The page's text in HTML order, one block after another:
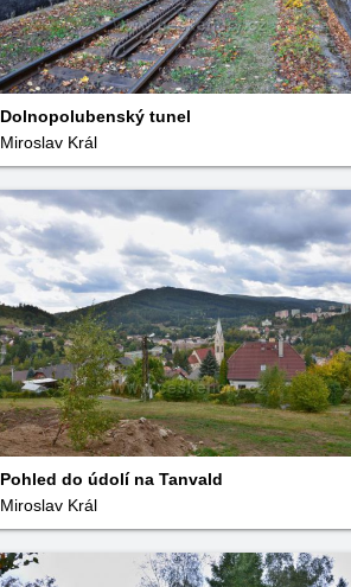
Dolnopolubenský tunel
Miroslav Král
Pohled do údolí na Tanvald
Miroslav Král